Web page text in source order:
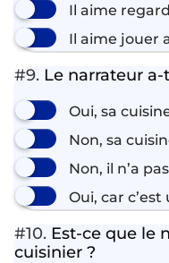
Il aime
Il aime jouer
#9.Le narrateur a-
Oui, sa
Non, sa
Non, il n’a
Oui, car
#10.Est-ce que le
cuisinier ?